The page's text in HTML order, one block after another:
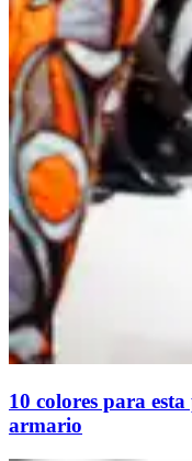
10 colores para
armario